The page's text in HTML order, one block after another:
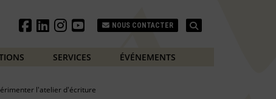
NOUS CONTACTER
SERVICES ÉVÉNEMENTS
l'atelier d'écriture